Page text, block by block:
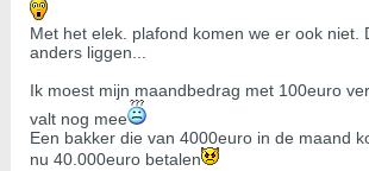
Met het elek. plafond komen we er ook niet.
anders liggen...
Ik moest mijn maandbedrag met 100euro
valt nog mee
Een bakker die van 4000euro in de maand
nu 40.000euro betalen